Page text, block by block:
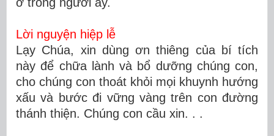
Lời nguyện hiệp lễ
Lạy Chúa, xin dùng ơn thiêng của bí tích
này để chữa lành và bổ dưỡng chúng con,
cho chúng con thoát khỏi mọi khuynh hướng
xấu và bước đi vững vàng trên con đường
thánh thiện. Chúng con cầu xin. . .